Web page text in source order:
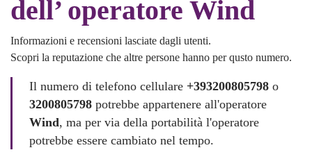
dell’ operatore Wind
Informazioni e recensioni lasciate dagli utenti.
Scopri la reputazione che altre persone hanno per qusto numero.
Il numero di telefono cellulare +393200805798 o
3200805798 potrebbe appartenere all'operatore
Wind, ma per via della portabilità l'operatore
potrebbe essere cambiato nel tempo.